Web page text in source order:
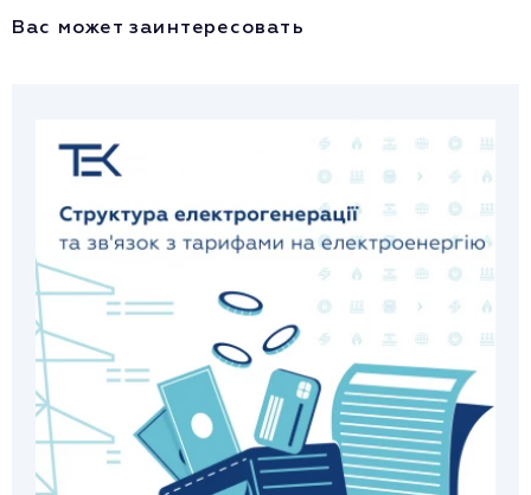
Вас может заинтересовать